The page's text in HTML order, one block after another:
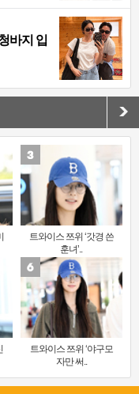
바지 입
트와이스 쯔위 ‘갓경 쓴
훈녀’..
트와이스 쯔위 ‘야구모
자만 써..